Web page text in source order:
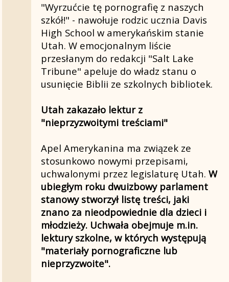
"Wyrzućcie tę pornografię z naszych
szkół!" - nawołuje rodzic ucznia Davis
High School w amerykańskim stanie
Utah. W emocjonalnym liście
przesłanym do redakcji "Salt Lake
Tribune" apeluje do władz stanu o
usunięcie Biblii ze szkolnych bibliotek.
Utah zakazało lektur z
"nieprzyzwoitymi treściami"
Apel Amerykanina ma związek ze
stosunkowo nowymi przepisami,
uchwalonymi przez legislaturę Utah. W
ubiegłym roku dwuizbowy parlament
stanowy stworzył listę treści, jaki
znano za nieodpowiednie dla dzieci i
młodzieży. Uchwała obejmuje m.in.
lektury szkolne, w których występują
"materiały pornograficzne lub
nieprzyzwoite".